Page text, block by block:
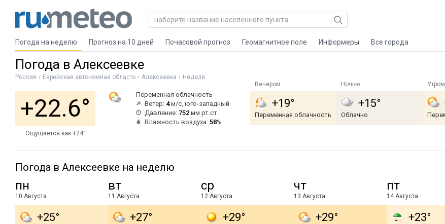
Погода на неделю Прогноз на 10 дней Почасовой прогноз Геомагнитное поле Информеры Все города
Погода в Алексеевке
Россия Еврейская автономная область Алексеевка Неделя
+22.6°
Ощущается как +24°
Переменная облачность
Ветер: 4м/с, юго-западный
Давление: 752 мм рт.ст.
Влажность воздуха: 58%
Вечером
+19°
Переменная облачность
Ночью
+15°
Облачно
Утром
Погода в Алексеевке на неделю
пн
10 Августа
+25°
вт
11 Августа
+27°
ср
12 Августа
+29°
чт
13 Августа
+29°
пт
14 Августа
+23°